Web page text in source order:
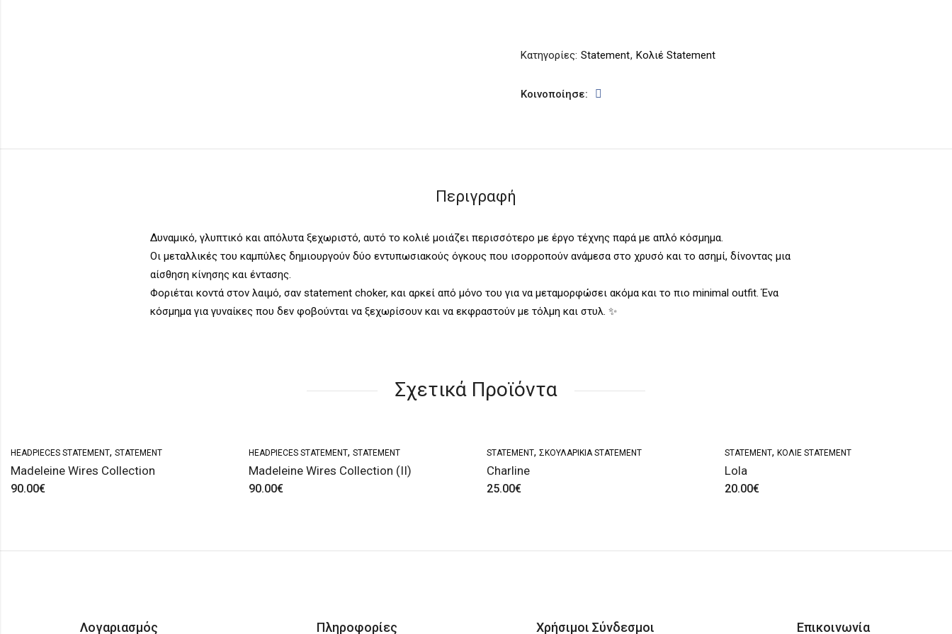
Κατηγορίες: Statement, Κολιέ Statement
Κοινοποίησε:
Περιγραφή
Δυναμικό, γλυπτικό και απόλυτα ξεχωριστό, αυτό το κολιέ μοιάζει περισσότερο με έργο τέχνης παρά με απλό κόσμημα.
Οι μεταλλικές του καμπύλες δημιουργούν δύο εντυπωσιακούς όγκους που ισορροπούν ανάμεσα στο χρυσό και το ασημί, δίνοντας μια
αίσθηση κίνησης και έντασης.
Φοριέται κοντά στον λαιμό, σαν statement choker, και αρκεί από μόνο του για να μεταμορφώσει ακόμα και το πιο minimal outfit. Ένα
κόσμημα για γυναίκες που δεν φοβούνται να ξεχωρίσουν και να εκφραστούν με τόλμη και στυλ. ✨
Σχετικά Προϊόντα
HEADPIECES STATEMENT, STATEMENT
Madeleine Wires Collection
90.00€
HEADPIECES STATEMENT, STATEMENT
Madeleine Wires Collection (ΙΙ)
90.00€
STATEMENT, ΣΚΟΥΛΑΡΊΚΙΑ STATEMENT
Charline
25.00€
STATEMENT, ΚΟΛΙΈ STATEMENT
Lola
20.00€
Λογαριασμός Πληροφορίες Χρήσιμοι Σύνδεσμοι Επικοινωνία